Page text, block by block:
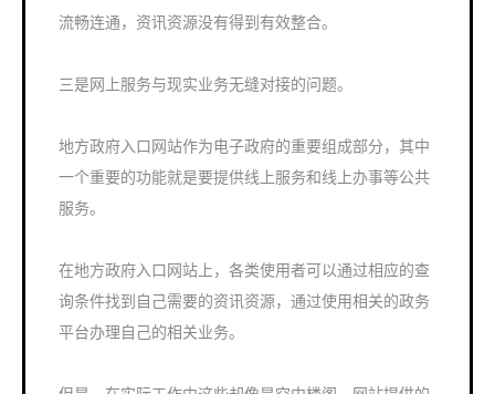
流畅连通，资讯资源没有得到有效整合。
三是网上服务与现实业务无缝对接的问题。
地方政府入口网站作为电子政府的重要组成部分，其中
一个重要的功能就是要提供线上服务和线上办事等公共
服务。
在地方政府入口网站上，各类使用者可以通过相应的查
询条件找到自己需要的资讯资源，通过使用相关的政务
平台办理自己的相关业务。